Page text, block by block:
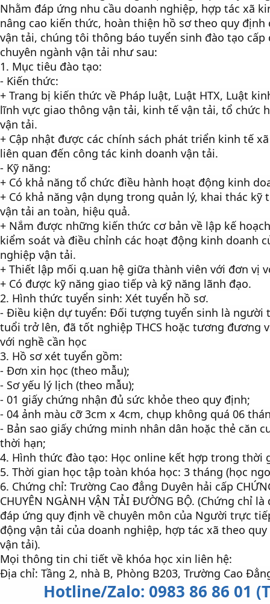
Nhằm đáp ứng nhu cầu doanh nghiệp, hợp tác xã
nâng cao kiến thức, hoàn thiện hồ sơ theo quy định
vận tải, chúng tôi thông báo tuyển sinh đào tạo cấp
chuyên ngành vận tải như sau:
1. Mục tiêu đào tạo:
- Kiến thức:
+ Trang bị kiến thức về Pháp luật, Luật HTX, Luật
lĩnh vực giao thông vận tải, kinh tế vận tải, tổ chức
vận tải.
+ Cập nhật được các chính sách phát triển kinh tế
liên quan đến công tác kinh doanh vận tải.
- Kỹ năng:
+ Có khả năng tổ chức điều hành hoạt động kinh
+ Có khả năng vận dụng trong quản lý, khai thác
vận tải an toàn, hiệu quả.
+ Nắm được những kiến thức cơ bản về lập kế
kiểm soát và điều chỉnh các hoạt động kinh doanh
nghiệp vận tải.
+ Thiết lập mối q.uan hệ giữa thành viên với đơn vị
+ Có được kỹ năng giao tiếp và kỹ năng lãnh đạo.
2. Hình thức tuyển sinh: Xét tuyển hồ sơ.
- Điều kiện dự tuyển: Đối tượng tuyển sinh là người
tuổi trở lên, đã tốt nghiệp THCS hoặc tương đương
với nghề cần học
3. Hồ sơ xét tuyển gồm:
- Đơn xin học (theo mẫu);
- Sơ yếu lý lịch (theo mẫu);
- 01 giấy chứng nhận đủ sức khỏe theo quy định;
- 04 ảnh màu cỡ 3cm x 4cm, chụp không quá 06
- Bản sao giấy chứng minh nhân dân hoặc thẻ căn
thời hạn;
4. Hình thức đào tạo: Học online kết hợp trong thời
5. Thời gian học tập toàn khóa học: 3 tháng (học
6. Chứng chỉ: Trường Cao đẳng Duyên hải cấp
CHUYÊN NGÀNH VẬN TẢI ĐƯỜNG BỘ. (Chứng chỉ
đáp ứng quy định về chuyên môn của Người trực
động vận tải của doanh nghiệp, hợp tác xã theo
vận tải).
Mọi thông tin chi tiết về khóa học xin liên hệ:
Địa chỉ: Tầng 2, nhà B, Phòng B203, Trường Cao
Hotline/Zalo: 0983 86 86 01